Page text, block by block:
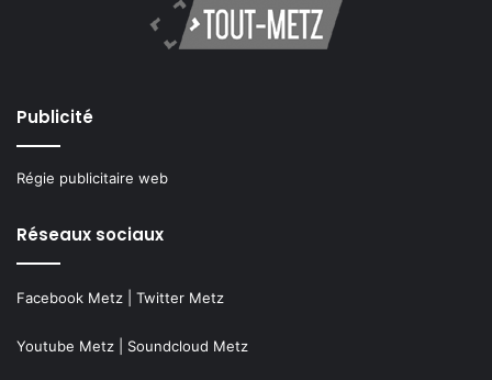
Publicité
Régie publicitaire web
Réseaux sociaux
Facebook Metz Twitter Metz
Youtube Metz Soundcloud Metz